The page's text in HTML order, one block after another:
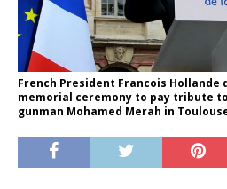
French President Francois Hollande
memorial ceremony to pay tribute
gunman Mohamed Merah in